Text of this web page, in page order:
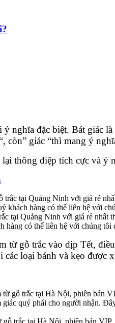
nghĩa đặc biệt. Bát giác
còn” giác “thì mang ý
thông điệp tích cực và ý
tại Quảng Ninh với giá rẻ
hàng có thể liên hệ với chúng tôi
từ gỗ trắc vào dịp Tết,
loại bánh và kẹo
trắc tại Hà Nội, phiên bản